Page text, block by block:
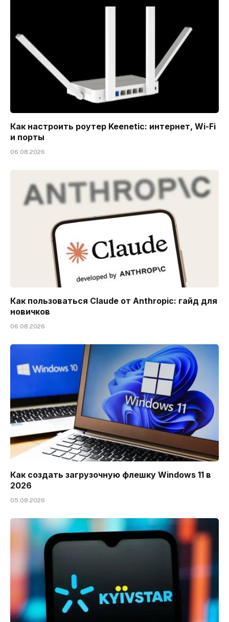
Как настроить роутер Keenetic: интернет, Wi-Fi
и порты
06.08.2026
Как пользоваться Claude от Anthropic: гайд для
новичков
06.08.2026
Как создать загрузочную флешку Windows 11 в
2026
05.08.2026